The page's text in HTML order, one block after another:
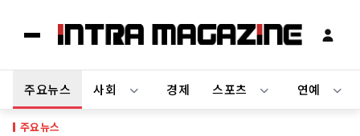
주요뉴스 사회 경제 스포츠 연예
주요뉴스